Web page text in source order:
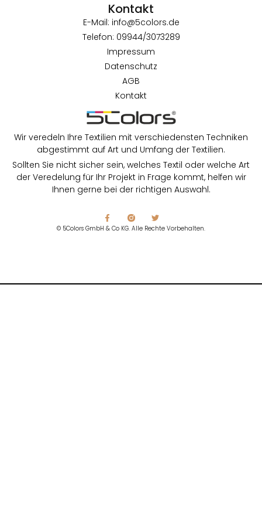
Wir veredeln Ihre Textilien mit verschiedensten Techniken
abgestimmt auf Art und Umfang der Textilien.
Sollten Sie nicht sicher sein, welches Textil oder welche Art
der Veredelung für Ihr Projekt in Frage kommt, helfen wir
Ihnen gerne bei der richtigen Auswahl.
© 5Colors GmbH & Co KG. Alle Rechte Vorbehalten.
Kontakt
E-Mail: info@5colors.de
Telefon: 09944/3073289
Impressum
Datenschutz
AGB
Kontakt